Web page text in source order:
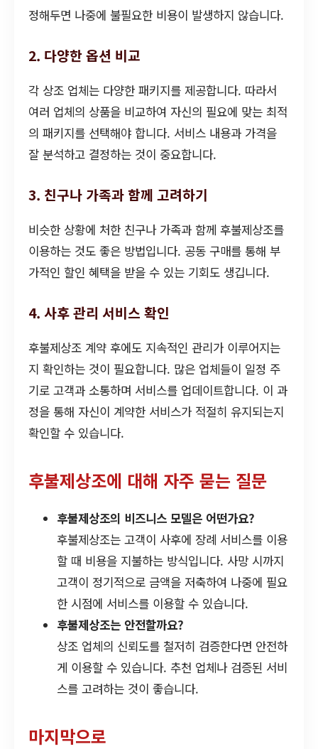
정해두면 나중에 불필요한 비용이 발생하지 않습니다.
2. 다양한 옵션 비교
각 상조 업체는 다양한 패키지를 제공합니다. 따라서
여러 업체의 상품을 비교하여 자신의 필요에 맞는 최적
의 패키지를 선택해야 합니다. 서비스 내용과 가격을
잘 분석하고 결정하는 것이 중요합니다.
3. 친구나 가족과 함께 고려하기
비슷한 상황에 처한 친구나 가족과 함께 후불제상조를
이용하는 것도 좋은 방법입니다. 공동 구매를 통해 부
가적인 할인 혜택을 받을 수 있는 기회도 생깁니다.
4. 사후 관리 서비스 확인
후불제상조 계약 후에도 지속적인 관리가 이루어지는
지 확인하는 것이 필요합니다. 많은 업체들이 일정 주
기로 고객과 소통하며 서비스를 업데이트합니다. 이 과
정을 통해 자신이 계약한 서비스가 적절히 유지되는지
확인할 수 있습니다.
후불제상조에 대해 자주 묻는 질문
후불제상조의 비즈니스 모델은 어떤가요?
후불제상조는 고객이 사후에 장례 서비스를 이용
할 때 비용을 지불하는 방식입니다. 사망 시까지
고객이 정기적으로 금액을 저축하여 나중에 필요
한 시점에 서비스를 이용할 수 있습니다.
후불제상조는 안전할까요?
상조 업체의 신뢰도를 철저히 검증한다면 안전하
게 이용할 수 있습니다. 추천 업체나 검증된 서비
스를 고려하는 것이 좋습니다.
마지막으로